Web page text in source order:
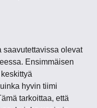
saavutettavissa olevat
Ensimmäisen
hyvin tiimi
tarkoittaa, että